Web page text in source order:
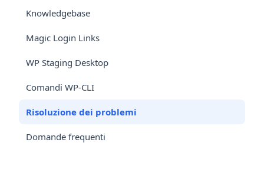
Knowledgebase
Magic Login Links
WP Staging Desktop
Comandi WP-CLI
Risoluzione dei problemi
Domande frequenti